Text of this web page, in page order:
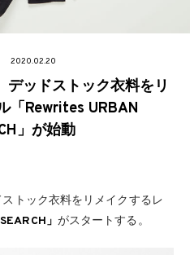
2020.02.20
デッドストック衣料をリ
「Rewrites URBAN
」が始動
トック衣料をリメイクするレ
」 がスタートする。